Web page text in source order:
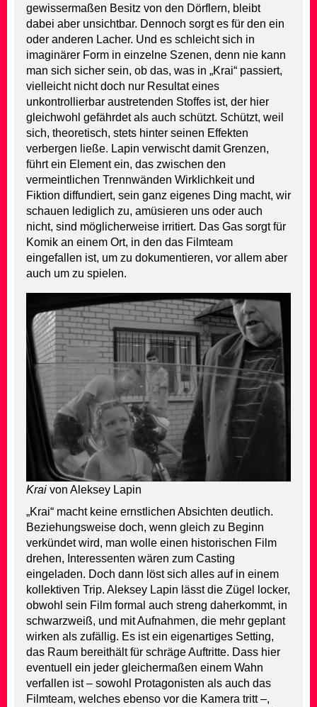
gewissermaßen Besitz von den Dörflern, bleibt
dabei aber unsichtbar. Dennoch sorgt es für den ein
oder anderen Lacher. Und es schleicht sich in
imaginärer Form in einzelne Szenen, denn nie kann
man sich sicher sein, ob das, was in „Krai“ passiert,
vielleicht nicht doch nur Resultat eines
unkontrollierbar austretenden Stoffes ist, der hier
gleichwohl gefährdet als auch schützt. Schützt, weil
sich, theoretisch, stets hinter seinen Effekten
verbergen ließe. Lapin verwischt damit Grenzen,
führt ein Element ein, das zwischen den
vermeintlichen Trennwänden Wirklichkeit und
Fiktion diffundiert, sein ganz eigenes Ding macht, wir
schauen lediglich zu, amüsieren uns oder auch
nicht, sind möglicherweise irritiert. Das Gas sorgt für
Komik an einem Ort, in den das Filmteam
eingefallen ist, um zu dokumentieren, vor allem aber
auch um zu spielen.
Krai von Aleksey Lapin
„Krai“ macht keine ernstlichen Absichten deutlich.
Beziehungsweise doch, wenn gleich zu Beginn
verkündet wird, man wolle einen historischen Film
drehen, Interessenten wären zum Casting
eingeladen. Doch dann löst sich alles auf in einem
kollektiven Trip. Aleksey Lapin lässt die Zügel locker,
obwohl sein Film formal auch streng daherkommt, in
schwarzweiß, und mit Aufnahmen, die mehr geplant
wirken als zufällig. Es ist ein eigenartiges Setting,
das Raum bereithält für schräge Auftritte. Dass hier
eventuell ein jeder gleichermaßen einem Wahn
verfallen ist – sowohl Protagonisten als auch das
Filmteam, welches ebenso vor die Kamera tritt –,